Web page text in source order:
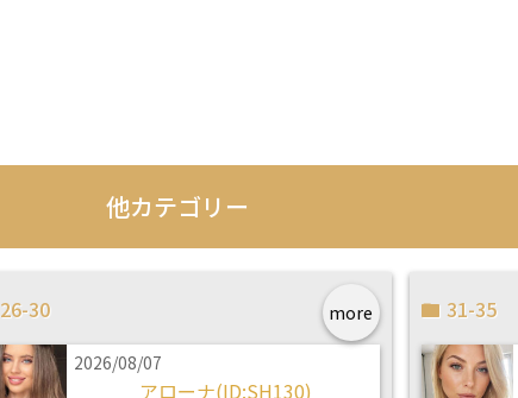
他カテゴリー
more
26-30
2026/08/07
アローナ(ID:SH130)
31-35